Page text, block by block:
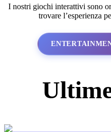
I nostri giochi interattivi sono
trovare l’esperienza